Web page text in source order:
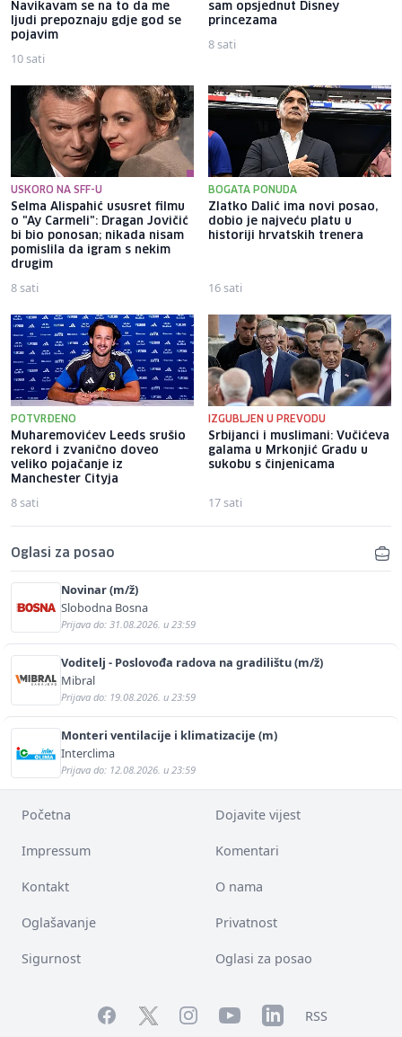
Navikavam se na to da me
ljudi prepoznaju gdje god se
pojavim
10 sati
sam opsjednut Disney
princezama
8 sati
USKORO NA SFF-U
Selma Alispahić ususret filmu
o "Ay Carmeli": Dragan Jovičić
bi bio ponosan; nikada nisam
pomislila da igram s nekim
drugim
8 sati
BOGATA PONUDA
Zlatko Dalić ima novi posao,
dobio je najveću platu u
historiji hrvatskih trenera
16 sati
POTVRĐENO
Muharemovićev Leeds srušio
rekord i zvanično doveo
veliko pojačanje iz
Manchester Cityja
8 sati
IZGUBLJEN U PREVODU
Srbijanci i muslimani: Vučićeva
galama u Mrkonjić Gradu u
sukobu s činjenicama
17 sati
Oglasi za posao
Novinar (m/ž)
Slobodna Bosna
Prijava do: 31.08.2026. u 23:59
Voditelj - Poslovođa radova na gradilištu (m/ž)
Mibral
Prijava do: 19.08.2026. u 23:59
Monteri ventilacije i klimatizacije (m)
Interclima
Prijava do: 12.08.2026. u 23:59
Početna Dojavite vijest
Impressum Komentari
Kontakt O nama
Oglašavanje Privatnost
Sigurnost Oglasi za posao
FacebookTwitterInstagramYouTubeLinkedInRSS